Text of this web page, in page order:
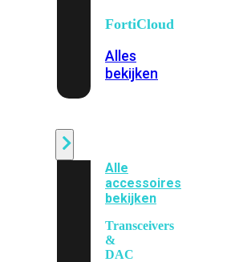
FortiCloud
Alles
bekijken
Alle
accessoires
bekijken
Transceivers
&
DAC